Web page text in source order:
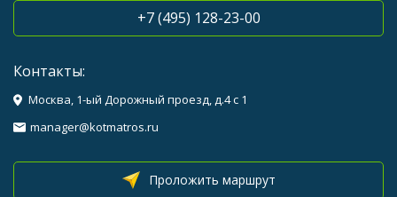
+7 (495) 128-23-00
Контакты:
Москва, 1-ый Дорожный проезд, д.4 с 1
manager@kotmatros.ru
Проложить маршрут